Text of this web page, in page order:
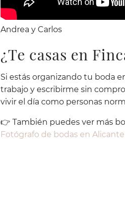
Andrea y Carlos
¿Te casas en
Si estás organizando tu boda
trabajo y escribirme sin
vivir el día como personas
👉 También puedes ver más
Fotógrafo de bodas en Alicante